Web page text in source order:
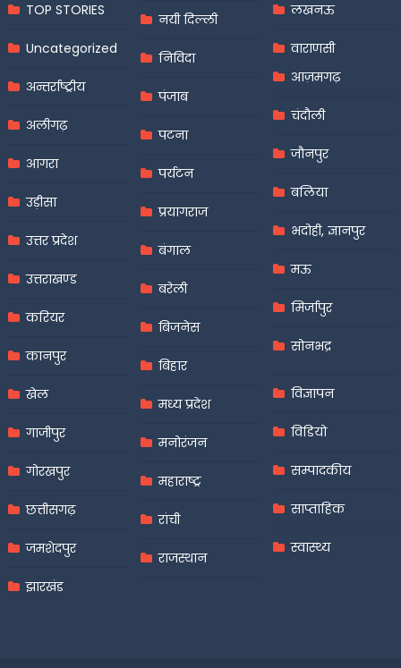
TOP STORIES
Uncategorized
अन्तर्राष्ट्रीय
अलीगढ़
आगरा
उड़ीसा
उत्तर प्रदेश
उत्तराखण्ड
करियर
कानपुर
खेल
गाजीपुर
गोरखपुर
छत्तीसगढ़
जमशेदपुर
झारखंड
नयी दिल्ली
निविदा
पंजाब
पटना
पर्यटन
प्रयागराज
बंगाल
बरेली
बिजनेस
बिहार
मध्य प्रदेश
मनोरंजन
महाराष्ट्र
रांची
राजस्थान
लखनऊ
वाराणसी
आज़मगढ़
चंदौली
जौनपुर
बलिया
भदोही, ज्ञानपुर
मऊ
मिर्जापुर
सोनभद्र
विज्ञापन
विडियो
सम्पादकीय
साप्ताहिक
स्वास्थ्य